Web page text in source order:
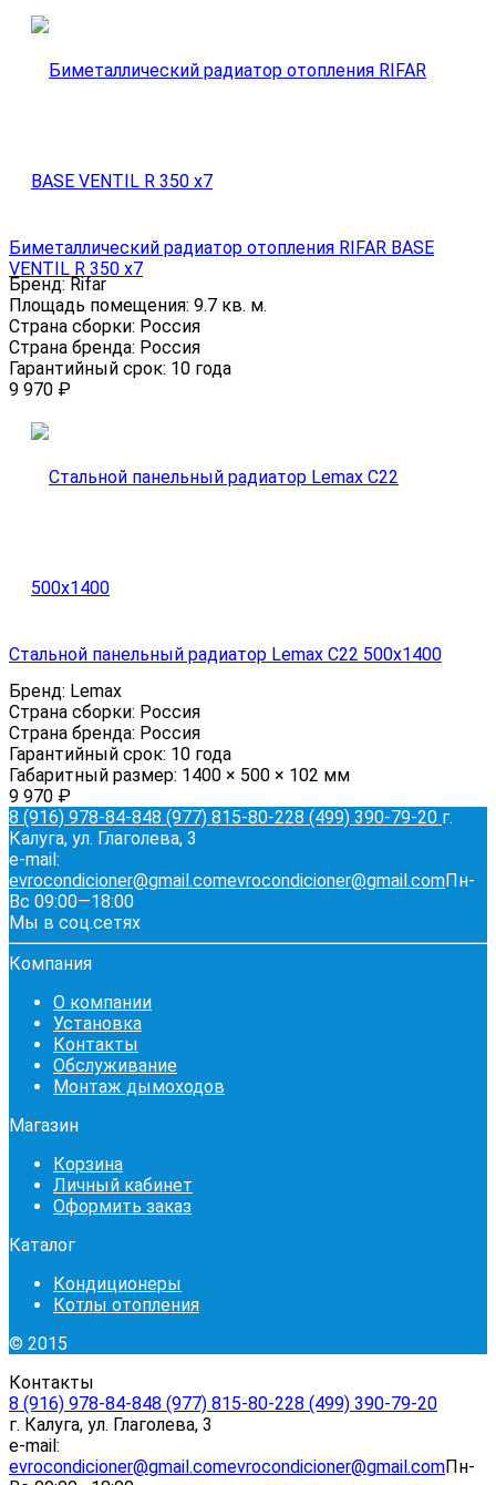
Биметаллический радиатор отопления RIFAR BASE
VENTIL R 350 x7
Бренд:Rifar
Площадь помещения: 9.7 кв. м.
Страна сборки: Россия
Страна бренда: Россия
Гарантийный срок: 10 года
9 970 ₽
Стальной панельный радиатор Lemax C22 500х1400
Бренд: Lemax
Страна сборки: Россия
Страна бренда: Россия
Гарантийный срок: 10 года
Габаритный размер: 1400 × 500 × 102 мм
9 970 ₽
8 (916) 978-84-848 (977) 815-80-228 (499) 390-79-20 г.
Калуга, ул. Глаголева, 3
e-mail:
evrocondicioner@gmail.comevrocondicioner@gmail.comПн-
Вс 09:00—18:00
Мы в соц.сетях
Компания
О компании
Установка
Контакты
Обслуживание
Монтаж дымоходов
Магазин
Корзина
Личный кабинет
Оформить заказ
Каталог
Кондиционеры
Котлы отопления
© 2015
Контакты
8 (916) 978-84-848 (977) 815-80-228 (499) 390-79-20
г. Калуга, ул. Глаголева, 3
e-mail:
evrocondicioner@gmail.comevrocondicioner@gmail.comПн-